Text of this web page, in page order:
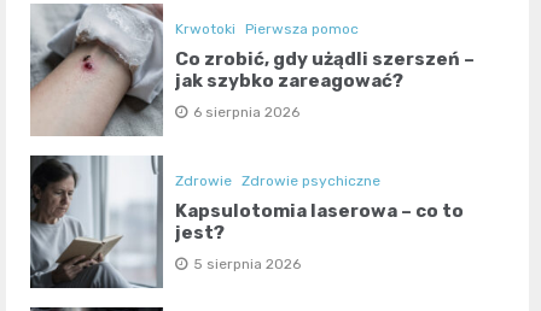
Krwotoki Pierwsza pomoc
Co zrobić, gdy użądli szerszeń –
jak szybko zareagować?
6 sierpnia 2026
Zdrowie Zdrowie psychiczne
Kapsulotomia laserowa – co to
jest?
5 sierpnia 2026